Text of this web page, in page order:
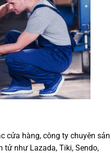
cửa hàng, công ty chuyên sản
tử như Lazada, Tiki, Sendo,